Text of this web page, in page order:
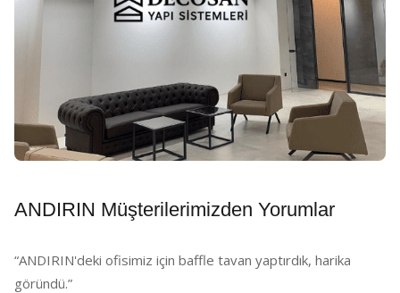
ANDIRIN Müşterilerimizden Yorumlar
“ANDIRIN'deki ofisimiz için baffle tavan yaptırdık, harika
göründü.”